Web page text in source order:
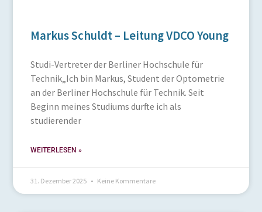
Markus Schuldt – Leitung VDCO Young
Studi-Vertreter der Berliner Hochschule für
Technik„Ich bin Markus, Student der Optometrie
an der Berliner Hochschule für Technik. Seit
Beginn meines Studiums durfte ich als
studierender
WEITERLESEN »
31. Dezember 2025 Keine Kommentare